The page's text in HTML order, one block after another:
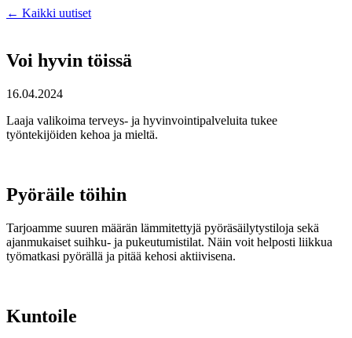
← Kaikki uutiset
Voi hyvin töissä
16.04.2024
Laaja valikoima terveys- ja hyvinvointipalveluita tukee
työntekijöiden kehoa ja mieltä.
Pyöräile töihin
Tarjoamme suuren määrän lämmitettyjä pyöräsäilytystiloja sekä
ajanmukaiset suihku- ja pukeutumistilat. Näin voit helposti liikkua
työmatkasi pyörällä ja pitää kehosi aktiivisena.
Kuntoile